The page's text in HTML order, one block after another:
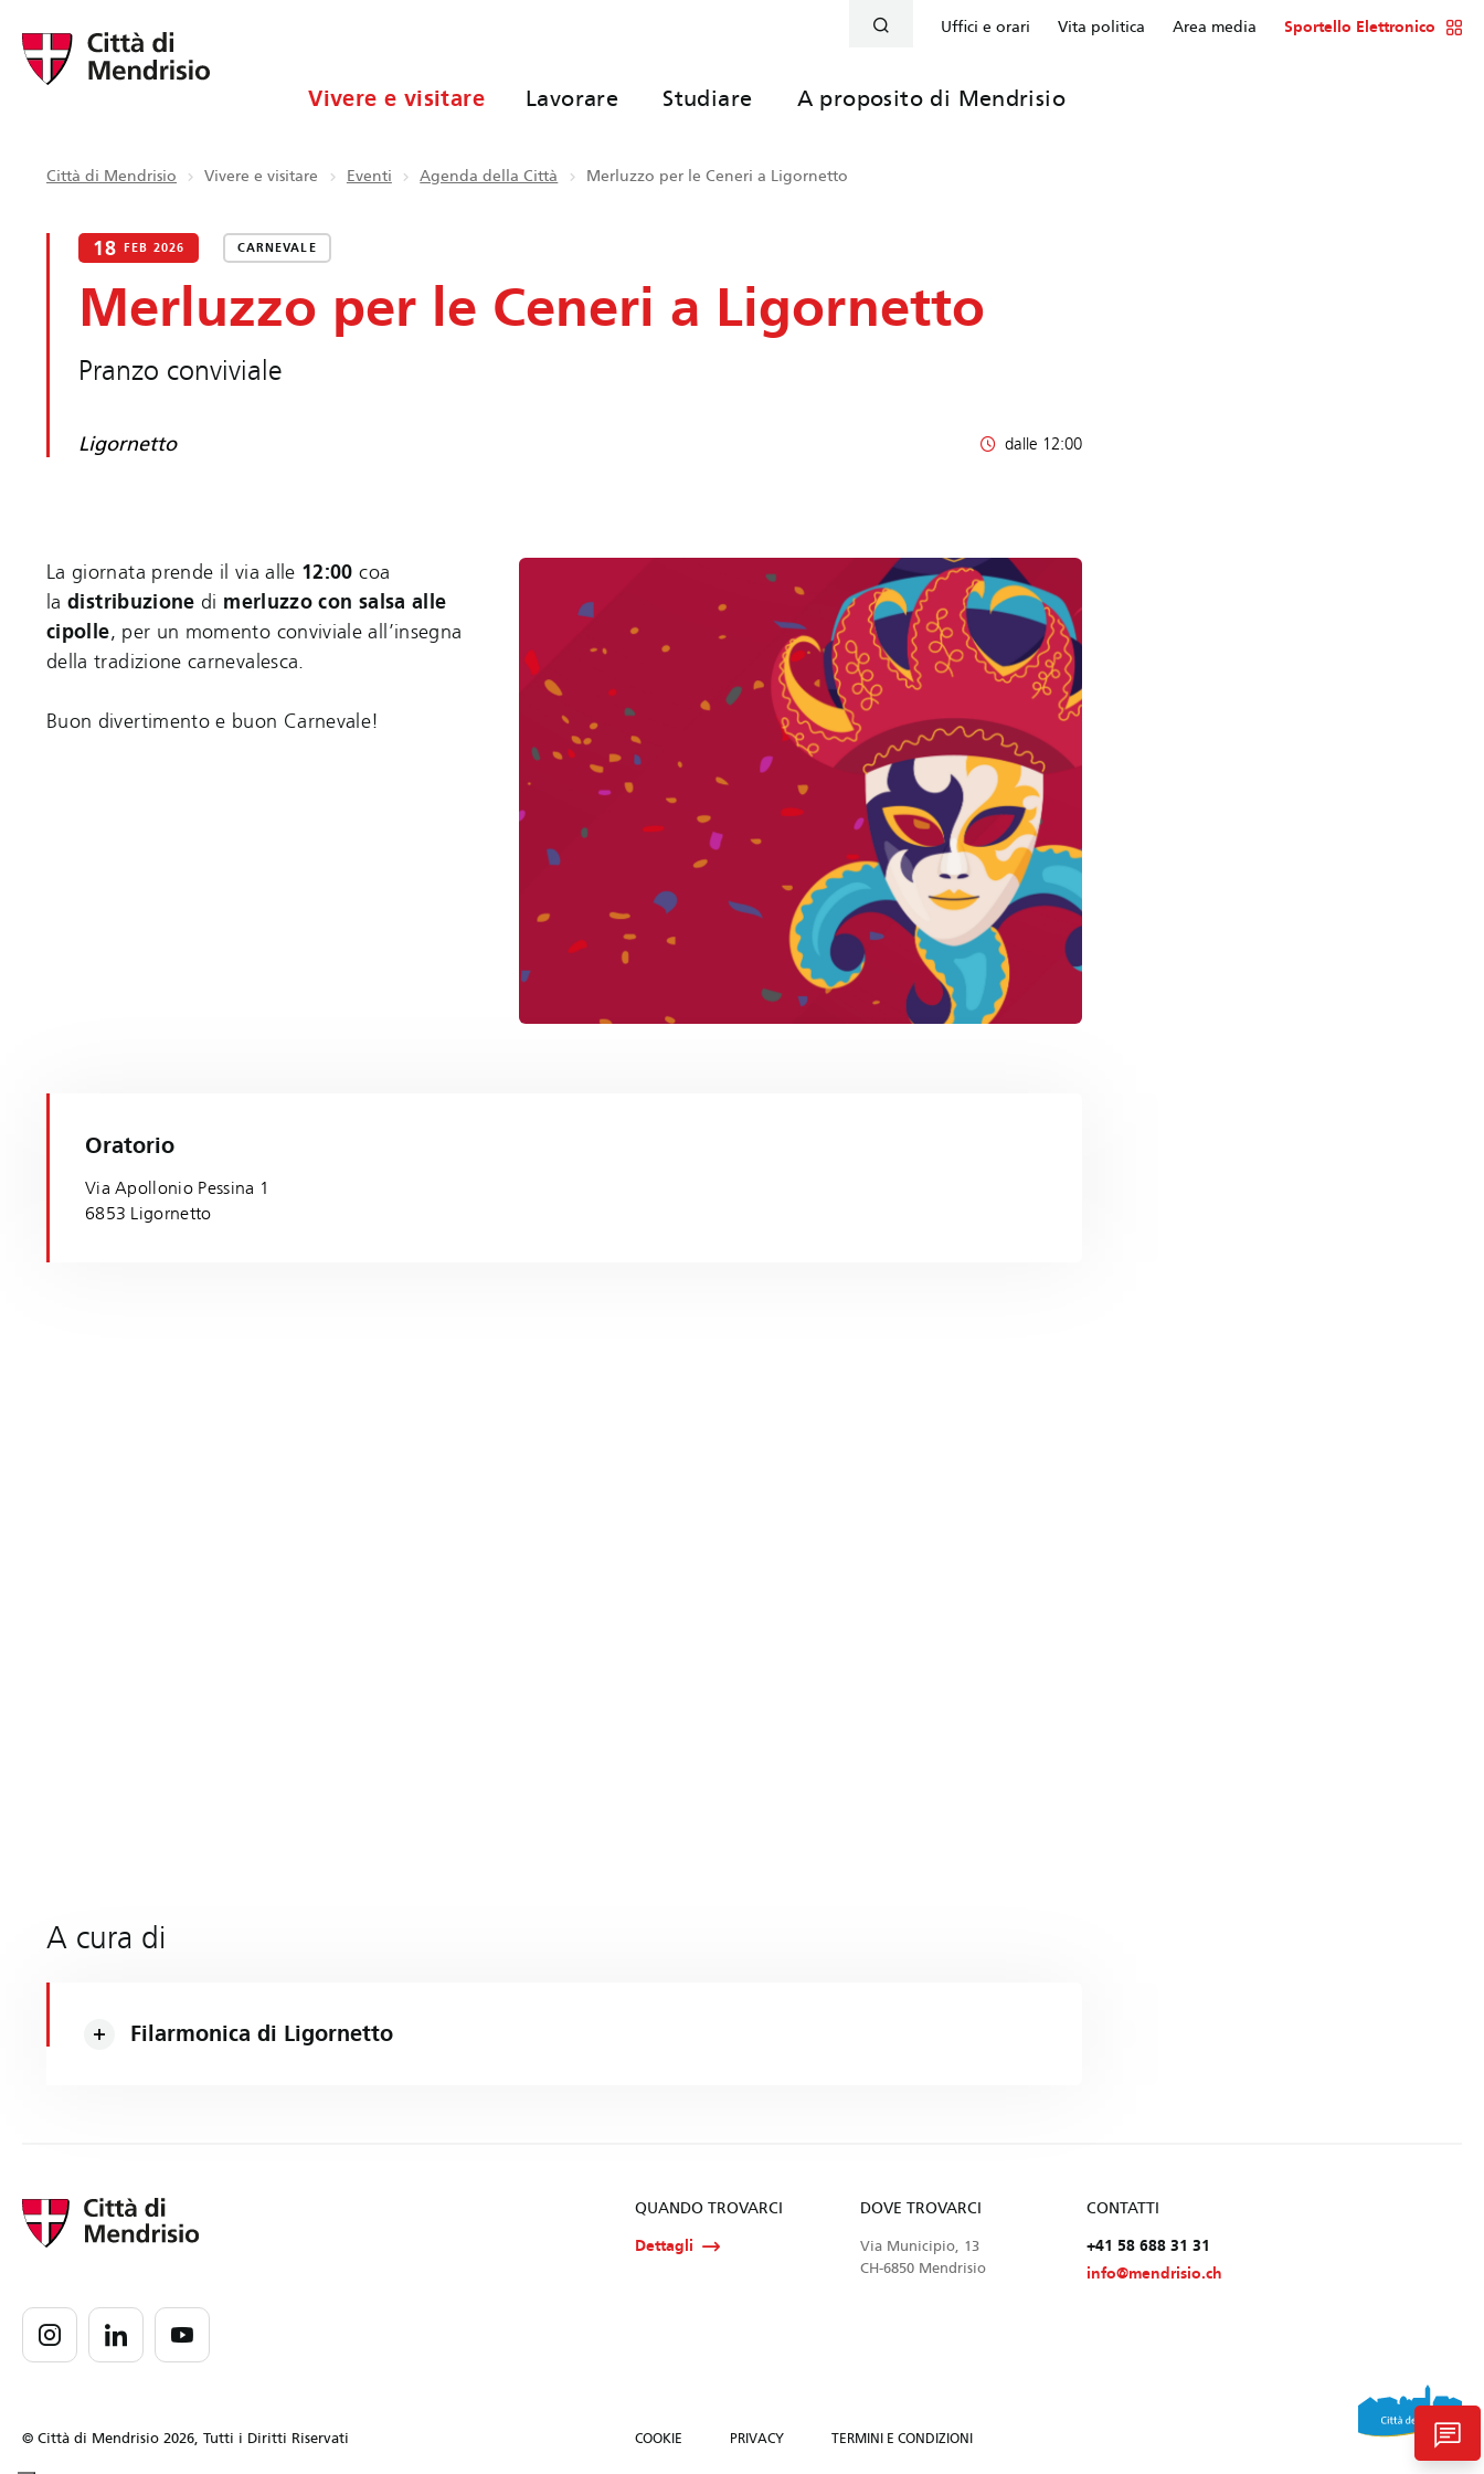
Uffici e orari Vita politica Area media Sportello Elettronico
Vivere e visitare Lavorare Studiare A proposito di Mendrisio
Città di Mendrisio Vivere e visitare Eventi Agenda della Città Merluzzo per le Ceneri a Ligornetto
18 FEB 2026 CARNEVALE
Merluzzo per le Ceneri a Ligornetto
Pranzo conviviale
Ligornetto dalle 12:00
La giornata prende il via alle 12:00 coa
ladistribuzione di merluzzo con salsa alle
cipolle, per un momento conviviale all’insegna
della tradizione carnevalesca.
Buon divertimento e buon Carnevale!
Oratorio
Via Apollonio Pessina 1
6853 Ligornetto
A cura di
Filarmonica di Ligornetto
QUANDO TROVARCI
Dettagli
CONTATTI
+41 58 688 31 31
info@mendrisio.ch
DOVE TROVARCI
Via Municipio, 13
CH-6850 Mendrisio
COOKIE PRIVACY TERMINI E CONDIZIONI
© Città di Mendrisio 2026, Tutti i Diritti Riservati chat